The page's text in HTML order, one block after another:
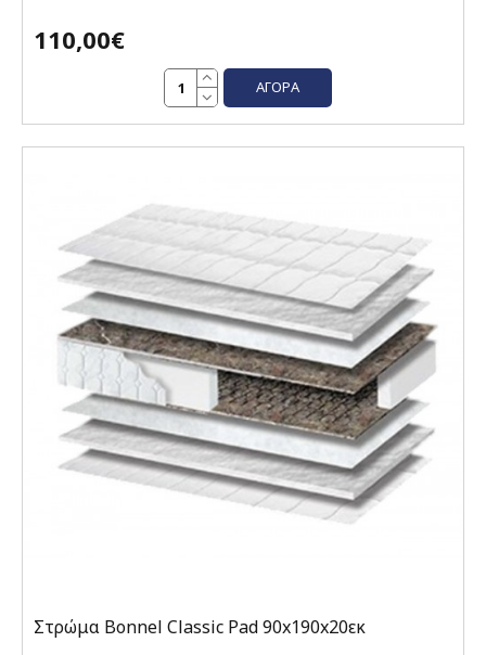
110,00€
ΑΓΟΡΆ
Στρώμα Bonnel Classic Pad 90x190x20εκ